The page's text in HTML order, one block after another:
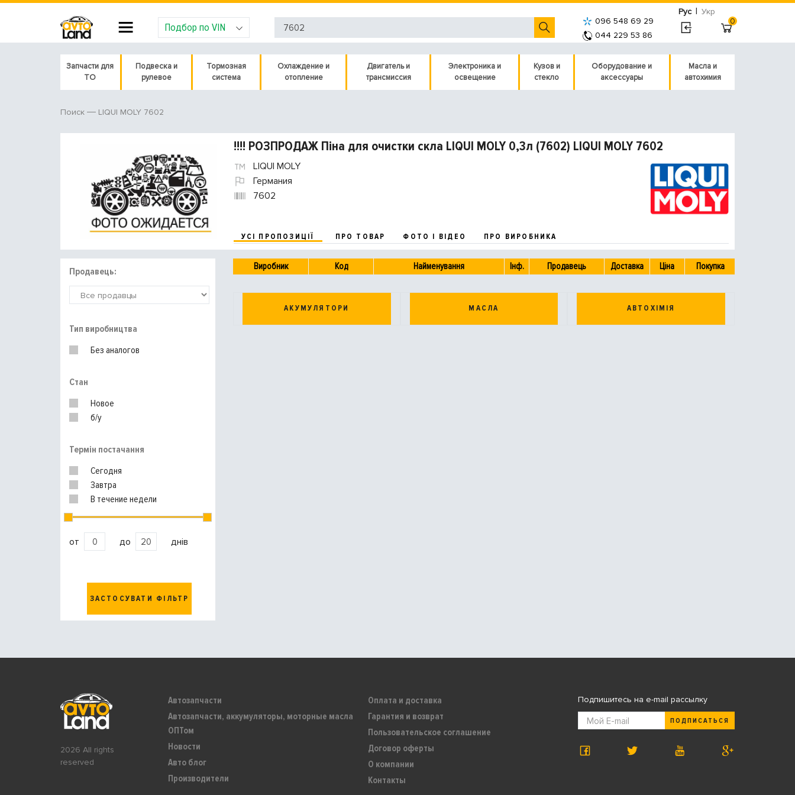
Рус | Укр
Подбор по VIN
096 548 69 29
044 229 53 86
0
Запчасти для
ТО
Подвеска и
рулевое
Тормозная
система
Охлаждение и
отопление
Двигатель и
трансмиссия
Электроника и
освещение
Кузов и
стекло
Оборудование и
аксессуары
Масла и
автохимия
Поиск LIQUI MOLY 7602
!!!! РОЗПРОДАЖ Піна для очистки скла LIQUI MOLY 0,3л (7602) LIQUI MOLY 7602
LIQUI MOLY
Германия
7602
УСІ ПРОПОЗИЦІЇ ПРО ТОВАР ФОТО І ВІДЕО ПРО ВИРОБНИКА
Продавець:
Тип виробництва
Без аналогов
Стан
Новое
б/у
Термін постачання
Сегодня
Завтра
В течение недели
от до днів
ЗАСТОСУВАТИ ФІЛЬТР
Виробник Код Найменування Інф. Продавець Доставка Ціна Покупка
АКУМУЛЯТОРИ МАСЛА АВТОХІМІЯ
2026 All rights
reserved
Автозапчасти
Автозапчасти, аккумуляторы, моторные масла
ОПТом
Новости
Авто блог
Производители
Оплата и доставка
Гарантия и возврат
Пользовательское соглашение
Договор оферты
О компании
Контакты
Подпишитесь на e-mail рассылку
ПОДПИСАТЬСЯ